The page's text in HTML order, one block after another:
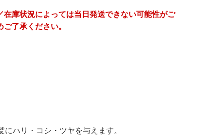
在庫状況によっては当日発送できない可能性がご
了承ください。
ハリ・コシ・ツヤを与えます。